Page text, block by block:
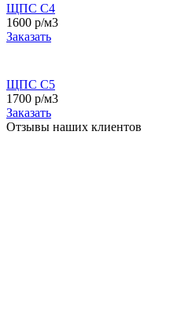
ЩПС С4
1600 р/м3
Заказать
ЩПС С5
1700 р/м3
Заказать
Отзывы наших клиентов